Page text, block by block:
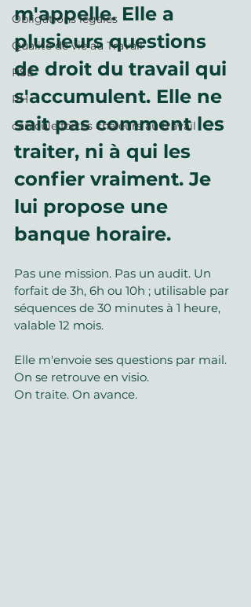
Obligations légales
Qualité de vie au Travail
RSE
RH
canicule fortes chaleurs au travail
m'appelle. Elle a
plusieurs questions
de droit du travail qui
s'accumulent. Elle ne
sait pas comment les
traiter, ni à qui les
confier vraiment. Je
lui propose une
banque horaire.
Pas une mission. Pas un audit. Un
forfait de 3h, 6h ou 10h ; utilisable par
séquences de 30 minutes à 1 heure,
valable 12 mois.
Elle m'envoie ses questions par mail.
On se retrouve en visio.
On traite. On avance.